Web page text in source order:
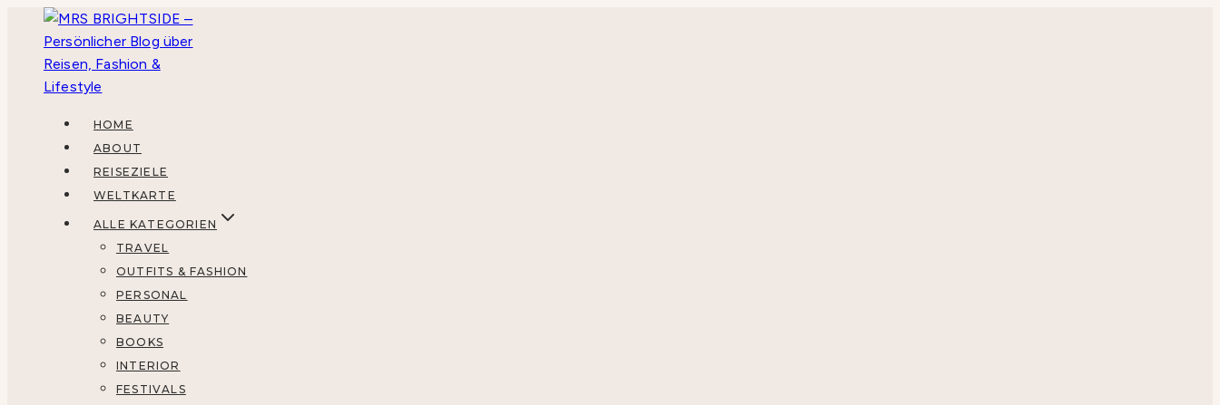
springen
HOME
ABOUT
REISEZIELE
WELTKARTE
ALLE KATEGORIEN
TRAVEL
OUTFITS & FASHION
PERSONAL
BEAUTY
BOOKS
INTERIOR
FESTIVALS